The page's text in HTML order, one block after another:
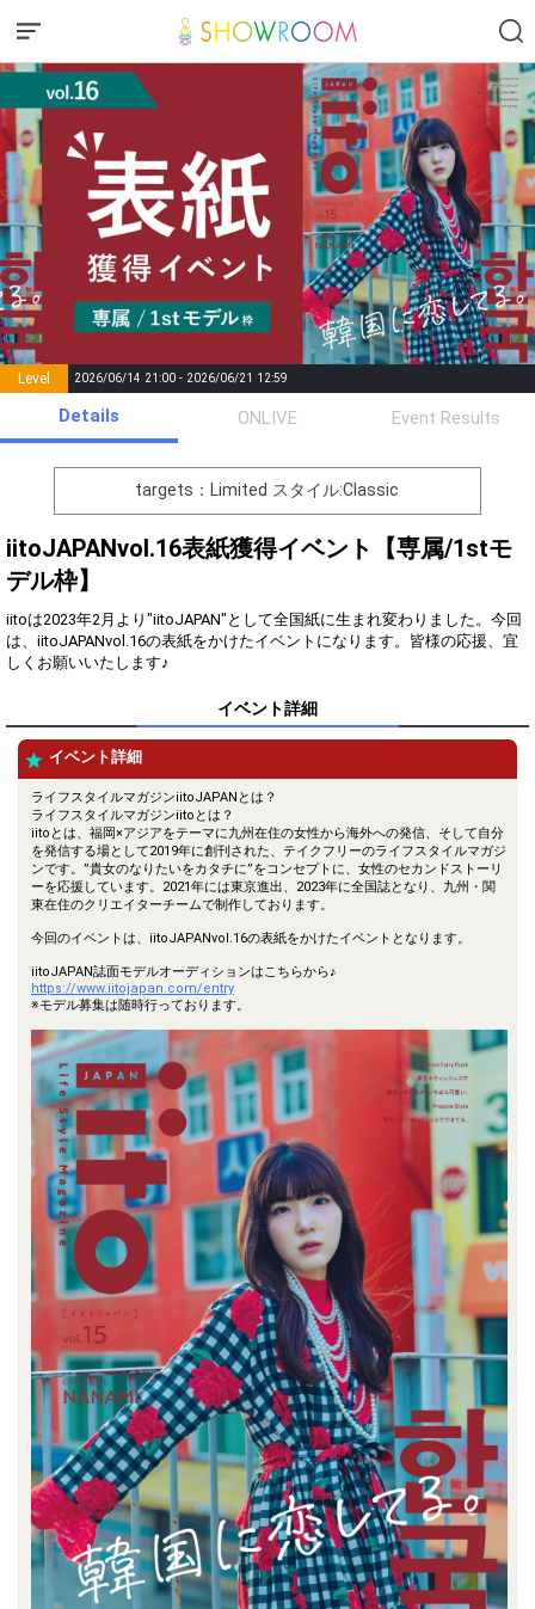
Level 2026/06/14 21:00 - 2026/06/21 12:59
Points List of Goal
number of
positions
Rema
Event Begins!
オリジナルアバター制作権獲
得！
Gifting
Throw gifts to the stage and join
the live performance.
First, try throwing free Stars
Show Gold to purchase gifts
continue to send gifts to the
performer(s), the performer's
popularity ranking and your
ranking go up.
To cheer on performers, you can
send them gifts.
To send performers paid items,
you must use Show Gold.
You can post comments. Please
other users.
Close
Details ONLIVE Event Results
targets：Limited スタイル:Classic
iitoJAPANvol.16表紙獲得イベント【専属/1stモ
デル枠】
iitoは2023年2月より"iitoJAPAN"として全国紙に生まれ変わりました。今回
は、iitoJAPANvol.16の表紙をかけたイベントになります。皆様の応援、宜
しくお願いいたします♪
イベント詳細
イベント詳細
ライフスタイルマガジンiitoJAPANとは？
ライフスタイルマガジンiitoとは？
iitoとは、福岡×アジアをテーマに九州在住の女性から海外への発信、そして自分
を発信する場として2019年に創刊された、テイクフリーのライフスタイルマガジ
ンです。”貴女のなりたいをカタチに”をコンセプトに、女性のセカンドストーリ
ーを応援しています。2021年には東京進出、2023年に全国誌となり、九州・関
東在住のクリエイターチームで制作しております。
今回のイベントは、iitoJAPANvol.16の表紙をかけたイベントとなります。
iitoJAPAN誌面モデルオーディションはこちらから♪
https://www.iitojapan.com/entry
※モデル募集は随時行っております。